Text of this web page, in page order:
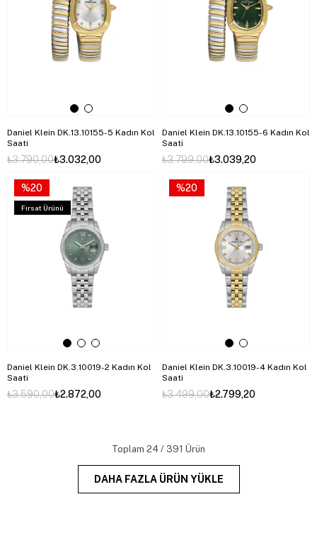
Daniel Klein DK.13.10155-5 Kadın Kol
Saati
₺3.032,00
₺3.790,00
Daniel Klein DK.13.10155-6 Kadın Kol
Saati
₺3.039,20
₺3.799,00
Daniel Klein DK.3.10019-2 Kadın Kol
Saati
₺2.872,00
₺3.590,00
%20
Fırsat Ürünü
Daniel Klein DK.3.10019-4 Kadın Kol
Saati
₺2.799,20
₺3.499,00
%20
Toplam 24 / 391 Ürün
DAHA FAZLA ÜRÜN YÜKLE